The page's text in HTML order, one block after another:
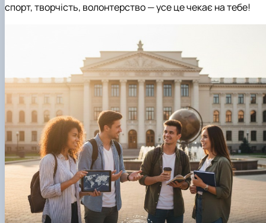
спорт, творчість, волонтерство — усе це чекає на тебе!